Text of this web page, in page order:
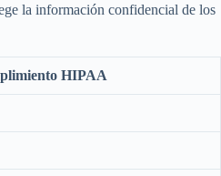
la información confidencial de los
HIPAA